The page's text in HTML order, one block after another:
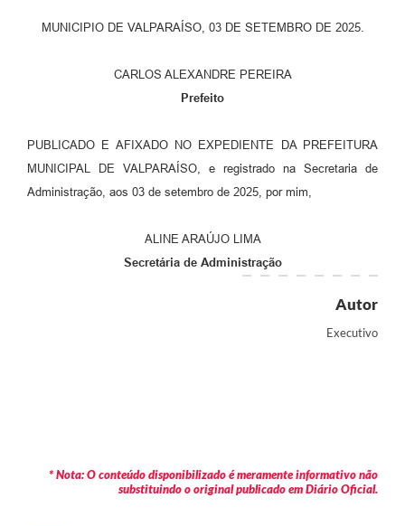
MUNICIPIO DE VALPARAÍSO, 03 DE SETEMBRO DE 2025.
CARLOS ALEXANDRE PEREIRA
Prefeito
PUBLICADO E AFIXADO NO EXPEDIENTE DA PREFEITURA
MUNICIPAL DE VALPARAÍSO, e registrado na Secretaria de
Administração, aos 03 de setembro de 2025, por mim,
ALINE ARAÚJO LIMA
Secretária de Administração
Autor
Executivo
* Nota: O conteúdo disponibilizado é meramente informativo não
substituindo o original publicado em Diário Oficial.